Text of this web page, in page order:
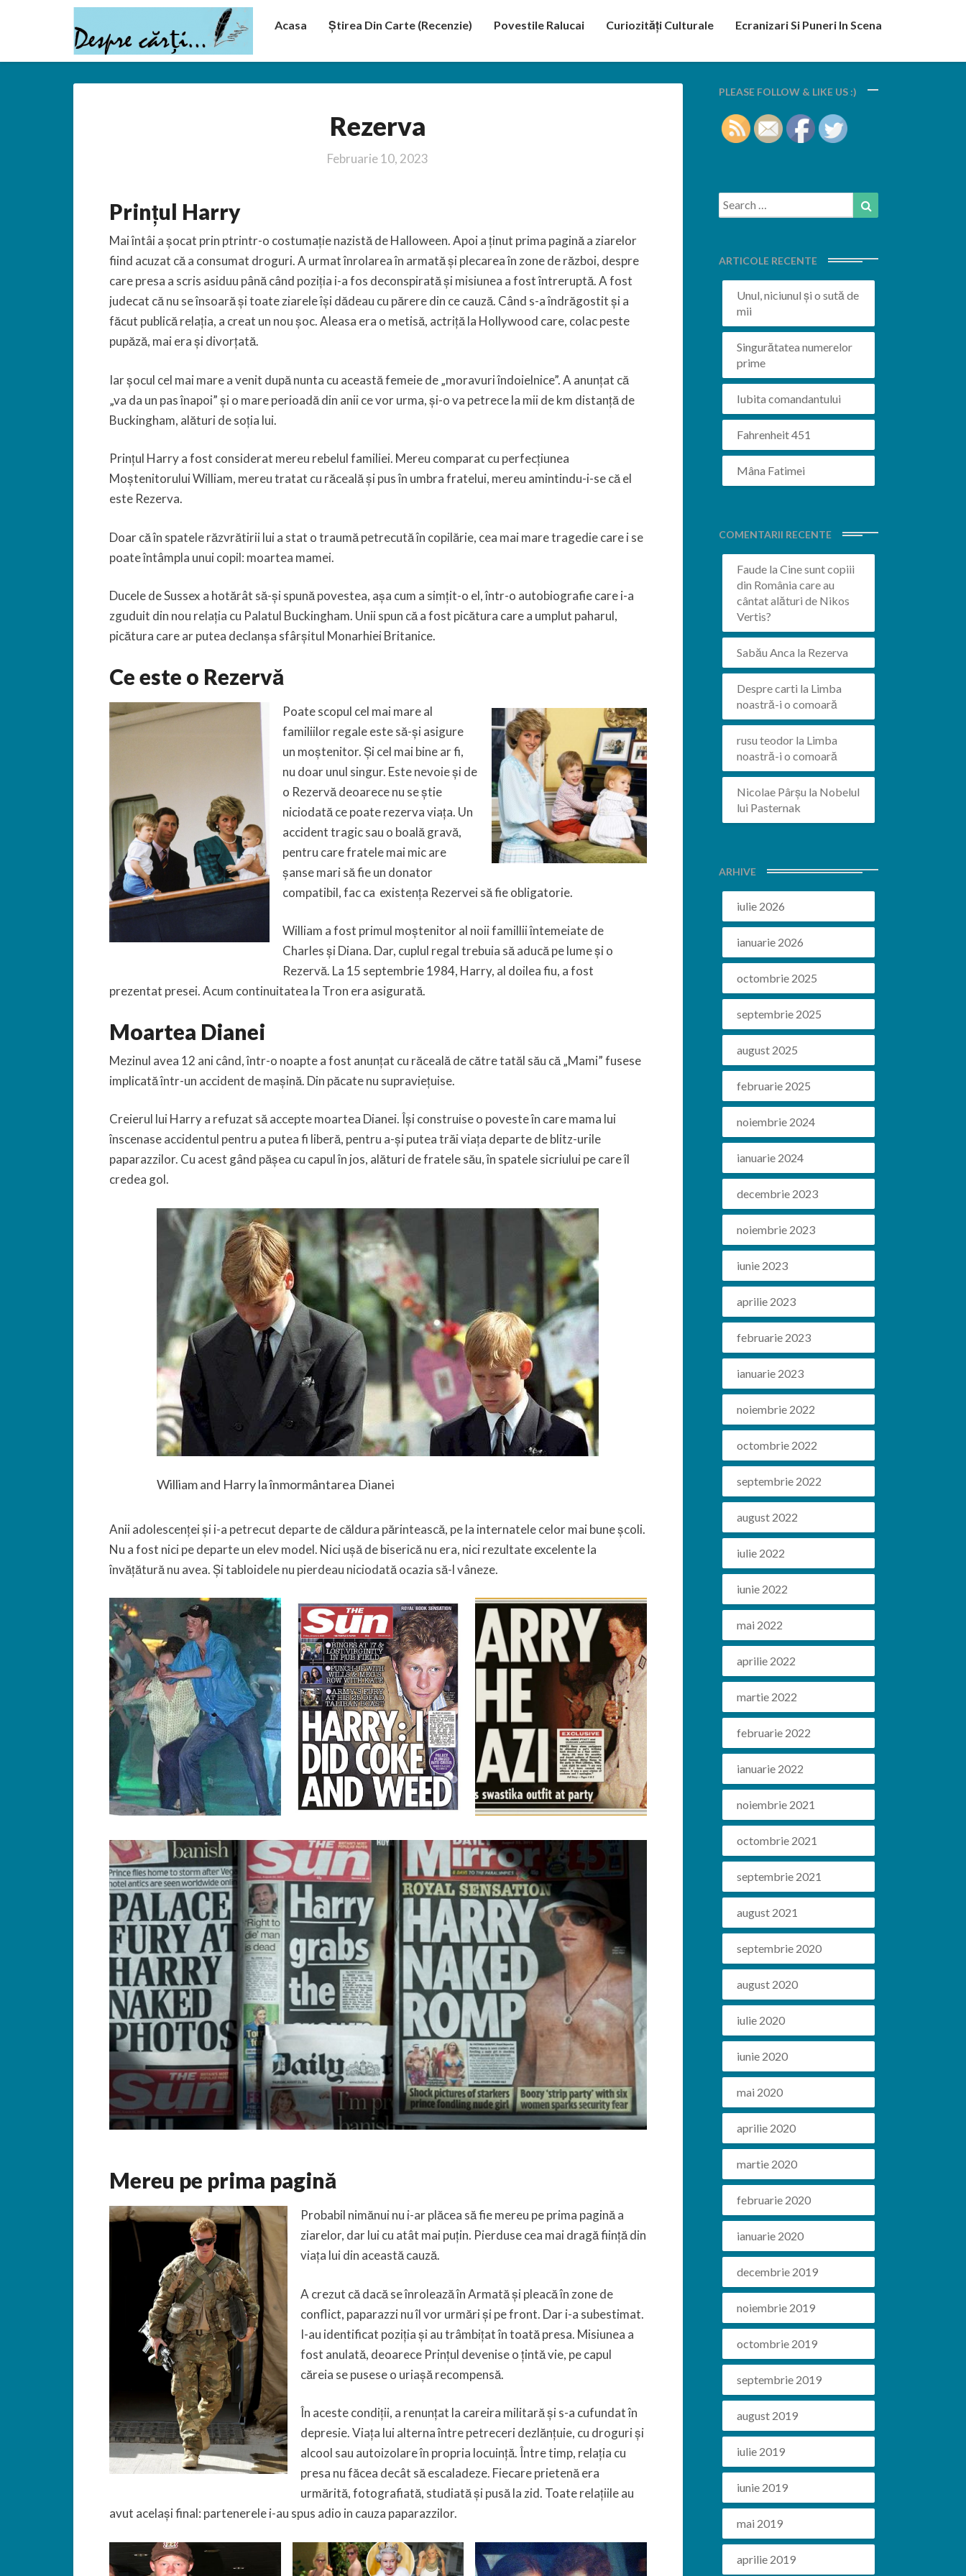
Acasa Știrea Din Carte (recenzie) Povestile Ralucai Curiozități Culturale Ecranizari Si Puneri In Scena
Rezerva
Februarie 10, 2023
Prințul Harry
Mai întâi a șocat prin ptrintr-o costumație nazistă de Halloween. Apoi a ținut prima pagină a ziarelor
fiind acuzat că a consumat droguri. A urmat înrolarea în armată și plecarea în zone de război, despre
care presa a scris asiduu până când poziția i-a fos deconspirată și misiunea a fost întreruptă. A fost
judecat că nu se însoară și toate ziarele își dădeau cu părere din ce cauză. Când s-a îndrăgostit și a
făcut publică relația, a creat un nou șoc. Aleasa era o metisă, actriță la Hollywood care, colac peste
pupăză, mai era și divorțată.
Iar șocul cel mai mare a venit după nunta cu această femeie de „moravuri îndoielnice”. A anunțat că
„va da un pas înapoi” și o mare perioadă din anii ce vor urma, și-o va petrece la mii de km distanță de
Buckingham, alături de soția lui.
Prințul Harry a fost considerat mereu rebelul familiei. Mereu comparat cu perfecțiunea
Moștenitorului William, mereu tratat cu răceală și pus în umbra fratelui, mereu amintindu-i-se că el
este Rezerva.
Doar că în spatele răzvrătirii lui a stat o traumă petrecută în copilărie, cea mai mare tragedie care i se
poate întâmpla unui copil: moartea mamei.
Ducele de Sussex a hotărât să-și spună povestea, așa cum a simțit-o el, într-o autobiografie care i-a
zguduit din nou relația cu Palatul Buckingham. Unii spun că a fost picătura care a umplut paharul,
picătura care ar putea declanșa sfârșitul Monarhiei Britanice.
Ce este o Rezervă
Poate scopul cel mai mare al
familiilor regale este să-și asigure
un moștenitor. Și cel mai bine ar fi,
nu doar unul singur. Este nevoie și de
o Rezervă deoarece nu se știe
niciodată ce poate rezerva viața. Un
accident tragic sau o boală gravă,
pentru care fratele mai mic are
șanse mari să fie un donator
compatibil, fac ca existența Rezervei să fie obligatorie.
William a fost primul moștenitor al noii famillii întemeiate de
Charles și Diana. Dar, cuplul regal trebuia să aducă pe lume și o
Rezervă. La 15 septembrie 1984, Harry, al doilea fiu, a fost
prezentat presei. Acum continuitatea la Tron era asigurată.
Moartea Dianei
Mezinul avea 12 ani când, într-o noapte a fost anunțat cu răceală de către tatăl său că „Mami” fusese
implicată într-un accident de mașină. Din păcate nu supraviețuise.
Creierul lui Harry a refuzat să accepte moartea Dianei. Își construise o poveste în care mama lui
înscenase accidentul pentru a putea fi liberă, pentru a-și putea trăi viața departe de blitz-urile
paparazzilor. Cu acest gând pășea cu capul în jos, alături de fratele său, în spatele sicriului pe care îl
credea gol.
William and Harry la înmormântarea Dianei
Anii adolescenței și i-a petrecut departe de căldura părintească, pe la internatele celor mai bune școli.
Nu a fost nici pe departe un elev model. Nici ușă de biserică nu era, nici rezultate excelente la
învățătură nu avea. Și tabloidele nu pierdeau niciodată ocazia să-l vâneze.
Mereu pe prima pagină
Probabil nimănui nu i-ar plăcea să fie mereu pe prima pagină a
ziarelor, dar lui cu atât mai puțin. Pierduse cea mai dragă ființă din
viața lui din această cauză.
A crezut că dacă se înrolează în Armată și pleacă în zone de
conflict, paparazzi nu îl vor urmări și pe front. Dar i-a subestimat.
I-au identificat poziția și au trâmbițat în toată presa. Misiunea a
fost anulată, deoarece Prințul devenise o țintă vie, pe capul
căreia se pusese o uriașă recompensă.
În aceste condiții, a renunțat la careira militară și s-a cufundat în
depresie. Viața lui alterna între petreceri dezlănțuie, cu droguri și
alcool sau autoizolare în propria locuință. Între timp, relația cu
presa nu făcea decât să escaladeze. Fiecare prietenă era
urmărită, fotografiată, studiată și pusă la zid. Toate relațiile au
avut același final: partenerele i-au spus adio in cauza paparazzilor.
PLEASE FOLLOW & LIKE US :)
Search
for:
ARTICOLE RECENTE
Unul, niciunul și o sută de
mii
Singurătatea numerelor
prime
Iubita comandantului
Fahrenheit 451
Mâna Fatimei
COMENTARII RECENTE
Faudela Cine sunt copiii
din România care au
cântat alături de Nikos
Vertis?
Sabău Anca la Rezerva
Despre carti la Limba
noastră-i o comoară
rusu teodorla Limba
noastră-i o comoară
Nicolae Pârșu la Nobelul
lui Pasternak
ARHIVE
iulie 2026
ianuarie 2026
octombrie 2025
septembrie 2025
august 2025
februarie 2025
noiembrie 2024
ianuarie 2024
decembrie 2023
noiembrie 2023
iunie 2023
aprilie 2023
februarie 2023
ianuarie 2023
noiembrie 2022
octombrie 2022
septembrie 2022
august 2022
iulie 2022
iunie 2022
mai 2022
aprilie 2022
martie 2022
februarie 2022
ianuarie 2022
noiembrie 2021
octombrie 2021
septembrie 2021
august 2021
septembrie 2020
august 2020
iulie 2020
iunie 2020
mai 2020
aprilie 2020
martie 2020
februarie 2020
ianuarie 2020
decembrie 2019
noiembrie 2019
octombrie 2019
septembrie 2019
august 2019
iulie 2019
iunie 2019
mai 2019
aprilie 2019